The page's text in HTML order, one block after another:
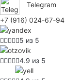
Telegram
+7 (916) 024-67-94
5 из 5
4.9 из 5